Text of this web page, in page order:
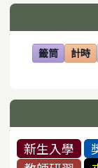
左邊區域內容
籤筒
(另開視窗)
計時
(另開
新生入學